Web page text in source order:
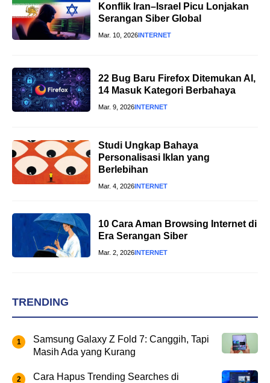
Konflik Iran–Israel Picu Lonjakan
Serangan Siber Global
Mar. 10, 2026INTERNET
22 Bug Baru Firefox Ditemukan AI,
14 Masuk Kategori Berbahaya
Mar. 9, 2026INTERNET
Studi Ungkap Bahaya
Personalisasi Iklan yang
Berlebihan
Mar. 4, 2026INTERNET
10 Cara Aman Browsing Internet di
Era Serangan Siber
Mar. 2, 2026INTERNET
TRENDING
Samsung Galaxy Z Fold 7: Canggih, Tapi
Masih Ada yang Kurang
Cara Hapus Trending Searches di